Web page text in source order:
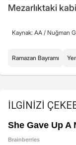
Mezarlıktaki
Kaynak: AA / Nuğman
Ramazan Bayramı